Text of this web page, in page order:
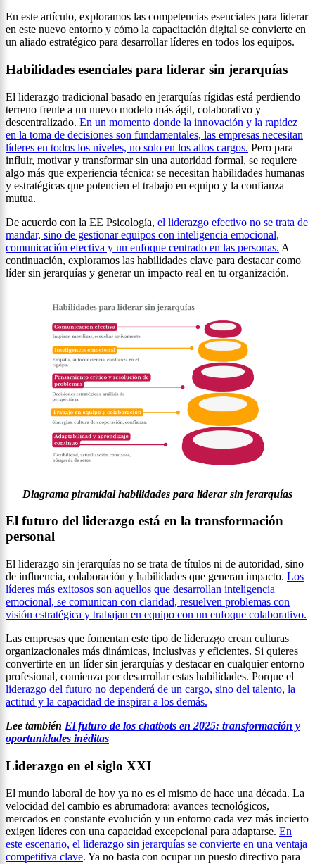
En este artículo, exploramos las competencias esenciales para liderar
en este nuevo entorno y cómo la capacitación digital se convierte en
un aliado estratégico para desarrollar líderes en todos los equipos.
Habilidades esenciales para liderar sin jerarquías
El liderazgo tradicional basado en jerarquías rígidas está perdiendo
terreno frente a un nuevo modelo más ágil, colaborativo y
descentralizado. En un momento donde la innovación y la rapidez
en la toma de decisiones son fundamentales, las empresas necesitan
líderes en todos los niveles, no solo en los altos cargos. Pero para
influir, motivar y transformar sin una autoridad formal, se requiere
algo más que experiencia técnica: se necesitan habilidades humanas
y estratégicas que potencien el trabajo en equipo y la confianza
mutua.
De acuerdo con la EE Psicología, el liderazgo efectivo no se trata de
mandar, sino de gestionar equipos con inteligencia emocional,
comunicación efectiva y un enfoque centrado en las personas. A
continuación, exploramos las habilidades clave para destacar como
líder sin jerarquías y generar un impacto real en tu organización.
Diagrama piramidal habilidades para liderar sin jerarquías
El futuro del liderazgo está en la transformación
personal
El liderazgo sin jerarquías no se trata de títulos ni de autoridad, sino
de influencia, colaboración y habilidades que generan impacto. Los
líderes más exitosos son aquellos que desarrollan inteligencia
emocional, se comunican con claridad, resuelven problemas con
visión estratégica y trabajan en equipo con un enfoque colaborativo.
Las empresas que fomentan este tipo de liderazgo crean culturas
organizacionales más dinámicas, inclusivas y eficientes. Si quieres
convertirte en un líder sin jerarquías y destacar en cualquier entorno
profesional, comienza por desarrollar estas habilidades. Porque el
liderazgo del futuro no dependerá de un cargo, sino del talento, la
actitud y la capacidad de inspirar a los demás.
Lee también El futuro de los chatbots en 2025: transformación y
oportunidades inéditas
Liderazgo en el siglo XXI
El mundo laboral de hoy ya no es el mismo de hace una década. La
velocidad del cambio es abrumadora: avances tecnológicos,
mercados en constante evolución y un entorno cada vez más incierto
exigen líderes con una capacidad excepcional para adaptarse. En
este escenario, el liderazgo sin jerarquías se convierte en una ventaja
competitiva clave. Ya no basta con ocupar un puesto directivo para